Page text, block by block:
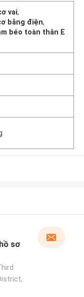
vai,
bằng điện,
béo toàn thân E
sơ